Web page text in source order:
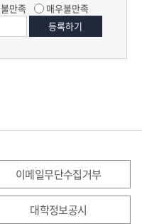
불만족 매우불만족
이메일무단수집거부
대학정보공시